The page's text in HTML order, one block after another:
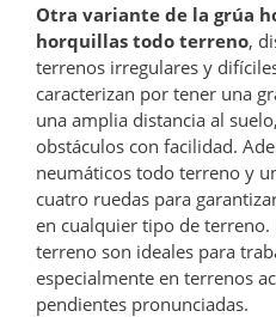
Otra variante de la grúa
horquillas todo terreno,
terrenos irregulares y
caracterizan por tener una
una amplia distancia al
obstáculos con facilidad.
neumáticos todo terreno y
cuatro ruedas para
en cualquier tipo de
terreno son ideales para
especialmente en terrenos
pendientes pronunciadas.